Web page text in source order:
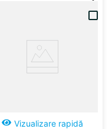
Vizualizare rapidă